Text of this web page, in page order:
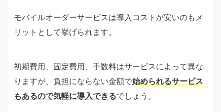
モバイルオーダーサービスは導入コストが安いのもメ
リットとして挙げられます。
初期費用、固定費用、手数料はサービスによって異な
りますが、負担にならない金額で始められるサービス
もあるので気軽に導入できるでしょう。